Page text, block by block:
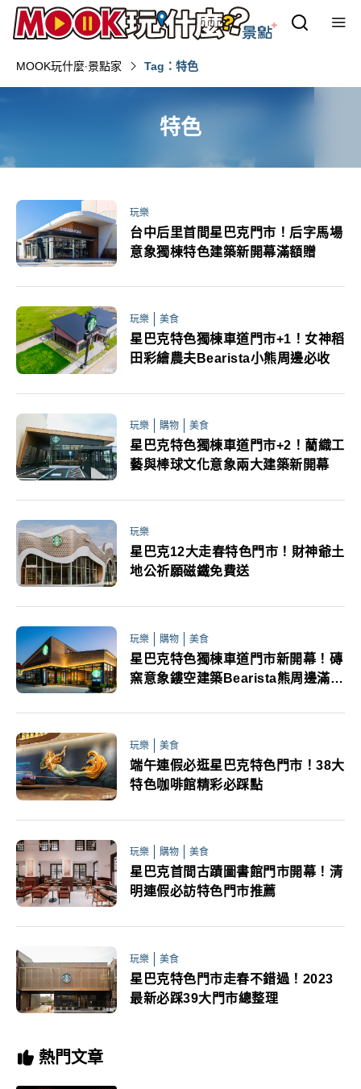
MOOK玩什麼‧景點家 Tag：特色
特色
玩樂
台中后里首間星巴克門市！后字馬場
意象獨棟特色建築新開幕滿額贈
玩樂 美食
星巴克特色獨棟車道門市+1！女神稻
田彩繪農夫Bearista小熊周邊必收
玩樂 購物 美食
星巴克特色獨棟車道門市+2！藺織工
藝與棒球文化意象兩大建築新開幕
玩樂
星巴克12大走春特色門市！財神爺土
地公祈願磁鐵免費送
玩樂 購物 美食
星巴克特色獨棟車道門市新開幕！磚
窯意象鏤空建築Bearista熊周邊滿額
玩樂 美食
端午連假必逛星巴克特色門市！38大
特色咖啡館精彩必踩點
玩樂 購物 美食
星巴克首間古蹟圖書館門市開幕！清
明連假必訪特色門市推薦
玩樂 美食
星巴克特色門市走春不錯過！2023
最新必踩39大門市總整理
熱門文章